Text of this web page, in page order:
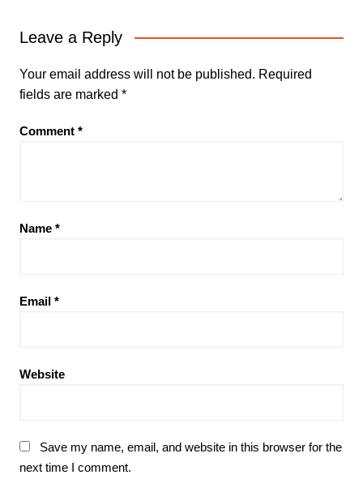
Leave a Reply
Your email address will not be published. Required
fields are marked *
Comment *
Name *
Email *
Website
Save my name, email, and website in this browser for the
next time I comment.